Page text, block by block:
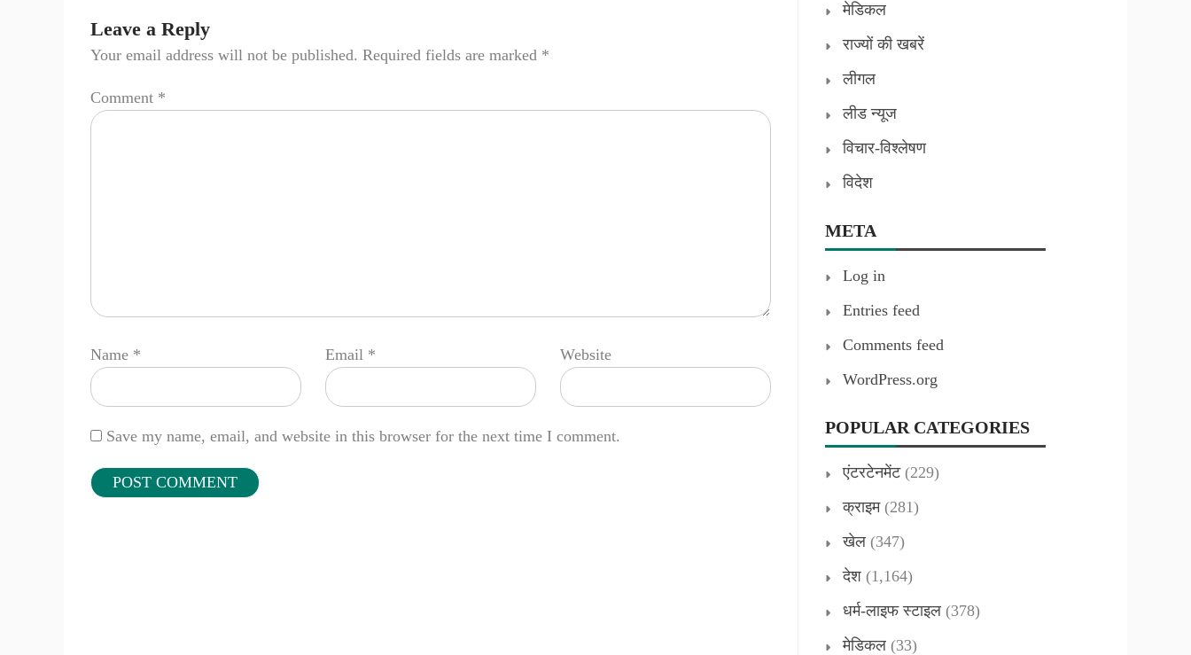
Leave a Reply
Your email address will not be published. Required fields are marked *
Comment *
Name * Email * Website
Save my name, email, and website in this browser for the next time I comment.
मेडिकल
राज्यों की खबरें
लीगल
लीड न्यूज
विचार-विश्लेषण
विदेश
META
Log in
Entries feed
Comments feed
WordPress.org
POPULAR CATEGORIES
एंटरटेनमेंट(229)
क्राइम(281)
खेल (347)
देश (1,164)
धर्म-लाइफ स्टाइल (378)
मेडिकल (33)